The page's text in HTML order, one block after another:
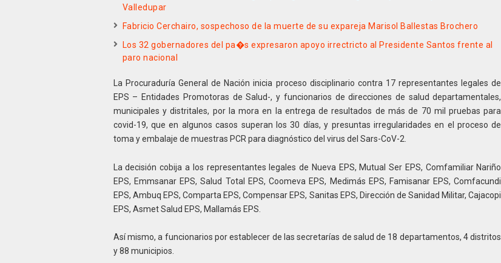
Valledupar
Fabricio Cerchairo, sospechoso de la muerte de su expareja Marisol Ballestas Brochero
Los 32 gobernadores del pa�s expresaron apoyo irrectricto al Presidente Santos frente al
paro nacional
La Procuraduría General de Nación inicia proceso disciplinario contra 17 representantes legales de
EPS – Entidades Promotoras de Salud-, y funcionarios de direcciones de salud departamentales,
municipales y distritales, por la mora en la entrega de resultados de más de 70 mil pruebas para
covid-19, que en algunos casos superan los 30 días, y presuntas irregularidades en el proceso de
toma y embalaje de muestras PCR para diagnóstico del virus del Sars-CoV-2.
La decisión cobija a los representantes legales de Nueva EPS, Mutual Ser EPS, Comfamiliar Nariño
EPS, Emmsanar EPS, Salud Total EPS, Coomeva EPS, Medimás EPS, Famisanar EPS, Comfacundi
EPS, Ambuq EPS, Comparta EPS, Compensar EPS, Sanitas EPS, Dirección de Sanidad Militar, Cajacopi
EPS, Asmet Salud EPS, Mallamás EPS.
Así mismo, a funcionarios por establecer de las secretarías de salud de 18 departamentos, 4 distritos
y 88 municipios.